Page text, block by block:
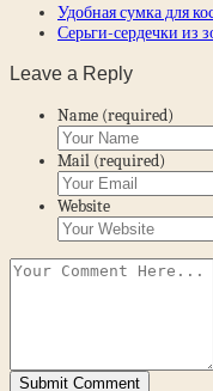
Удобная сумка для
Серьги-сердечки из
Leave a Reply
Name (required)
Mail (required)
Website